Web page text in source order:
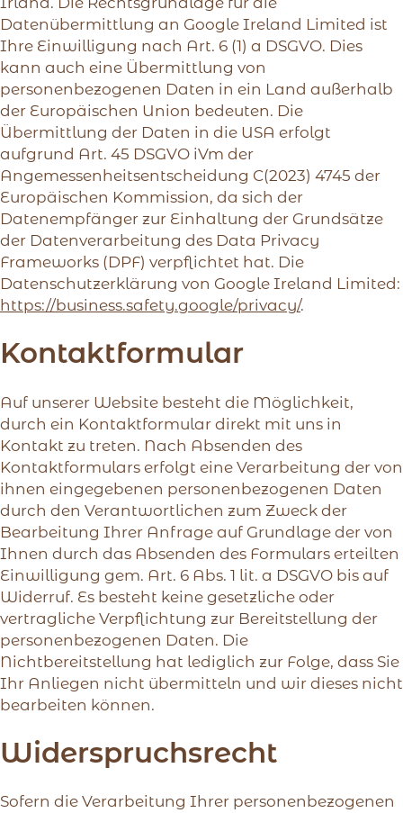
Datenübermittlung an Google Ireland Limited ist
Ihre Einwilligung nach Art. 6 (1) a DSGVO. Dies
kann auch eine Übermittlung von
personenbezogenen Daten in ein Land außerhalb
der Europäischen Union bedeuten. Die
Übermittlung der Daten in die USA erfolgt
aufgrund Art. 45 DSGVO iVm der
Angemessenheitsentscheidung C(2023) 4745 der
Europäischen Kommission, da sich der
Datenempfänger zur Einhaltung der Grundsätze
der Datenverarbeitung des Data Privacy
Frameworks (DPF) verpflichtet hat. Die
Datenschutzerklärung von Google Ireland Limited:
https://business.safety.google/privacy/.
Kontaktformular
Auf unserer Website besteht die Möglichkeit,
durch ein Kontaktformular direkt mit uns in
Kontakt zu treten. Nach Absenden des
Kontaktformulars erfolgt eine Verarbeitung der von
ihnen eingegebenen personenbezogenen Daten
durch den Verantwortlichen zum Zweck der
Bearbeitung Ihrer Anfrage auf Grundlage der von
Ihnen durch das Absenden des Formulars erteilten
Einwilligung gem. Art. 6 Abs. 1 lit. a DSGVO bis auf
Widerruf. Es besteht keine gesetzliche oder
vertragliche Verpflichtung zur Bereitstellung der
personenbezogenen Daten. Die
Nichtbereitstellung hat lediglich zur Folge, dass Sie
Ihr Anliegen nicht übermitteln und wir dieses nicht
bearbeiten können.
Widerspruchsrecht
Sofern die Verarbeitung Ihrer personenbezogenen